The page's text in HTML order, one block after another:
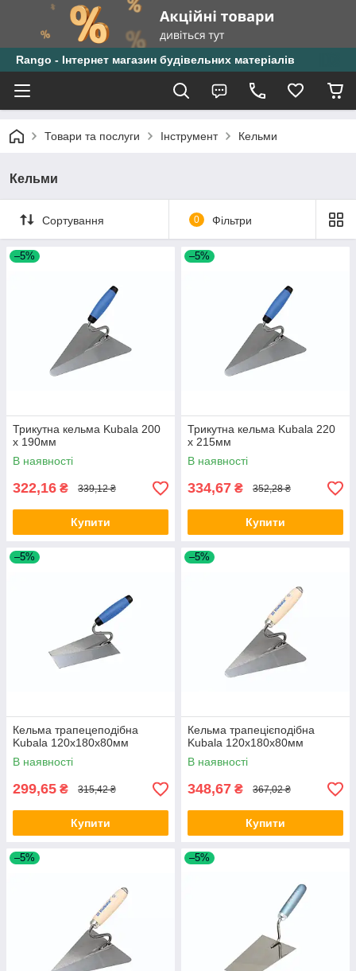
Rango - Інтернет магазин будівельних матеріалів
Товари та послуги Інструмент Кельми
Кельми
Сортування 0 Фільтри
–5%
Трикутна кельма Kubala 200
х 190мм
В наявності
322,16 ₴ 339,12 ₴
Купити
–5%
Трикутна кельма Kubala 220
х 215мм
В наявності
334,67 ₴ 352,28 ₴
Купити
–5%
Кельма трапецеподібна
Kubala 120х180х80мм
В наявності
299,65 ₴ 315,42 ₴
Купити
–5%
Кельма трапецієподібна
Kubala 120х180х80мм
В наявності
348,67 ₴ 367,02 ₴
Купити
–5% –5%